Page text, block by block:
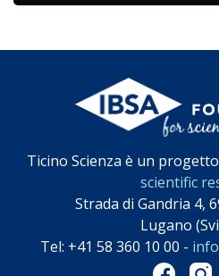
Ticino Scienza è un
scientific
Strada di Gandria 4,
Lugano
Tel: +41 58 360 10 00 -